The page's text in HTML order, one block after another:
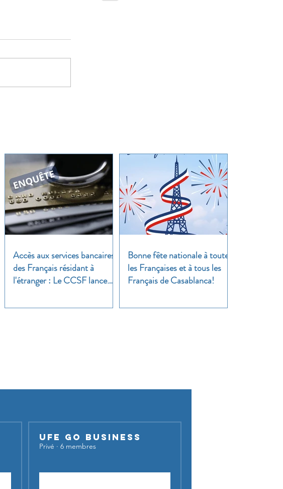
Accès aux services bancaires
des Français résidant à
l'étranger : Le CCSF lance
Bonne fête nationale à toutes
les Françaises et à tous les
Français de Casablanca!
UFE GO BUSINESS
Privé · 6 membres